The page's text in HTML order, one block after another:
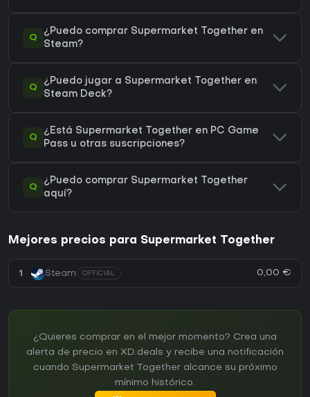
Q
¿Puedo comprar Supermarket Together en
Steam?
Q
¿Puedo jugar a Supermarket Together en
Steam Deck?
Q
¿Está Supermarket Together en PC Game
Pass u otras suscripciones?
Q
¿Puedo comprar Supermarket Together
aquí?
Mejores precios para Supermarket Together
1 Steam OFFICIAL 0,00 €
¿Quieres comprar en el mejor momento? Crea una
alerta de precio en XD.deals y recibe una notificación
cuando Supermarket Together alcance su próximo
mínimo histórico.